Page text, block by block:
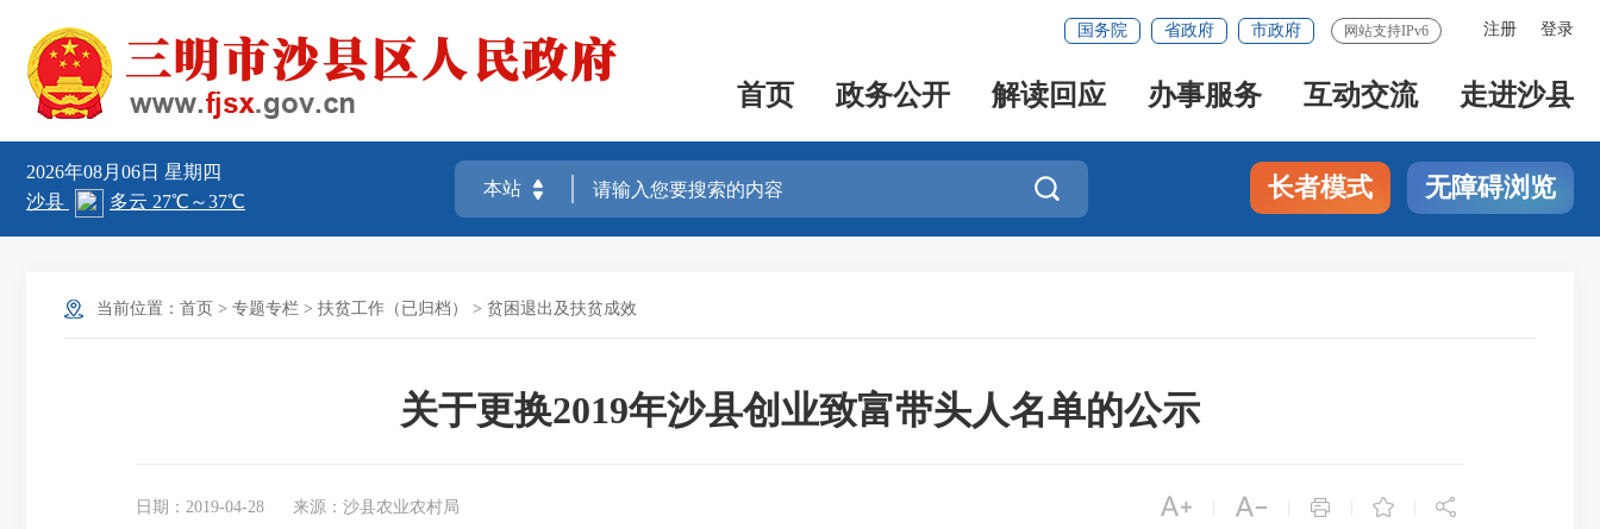
注册 登录
国务院 省政府 市政府 网站支持IPv6
首页 政务公开 解读回应 办事服务 互动交流 走进沙县
2026年08月06日 星期四
 长者模式 无障碍浏览
当前位置： 首页 > 专题专栏 > 扶贫工作（已归档） > 贫困退出及扶贫成效
关于更换2019年沙县创业致富带头人名单的公示
日期：2019-04-28 来源：沙县农业农村局     